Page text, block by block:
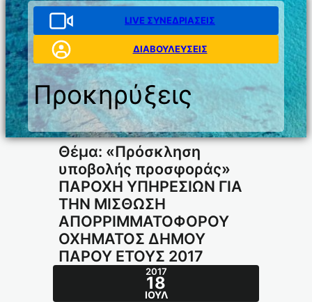
LIVE ΣΥΝΕΔΡΙΑΣΕΙΣ
ΔΙΑΒΟΥΛΕΥΣΕΙΣ
Προκηρύξεις
Θέμα: «Πρόσκληση
υποβολής προσφοράς»
ΠΑΡΟΧΗ ΥΠΗΡΕΣΙΩΝ ΓΙΑ
ΤΗΝ ΜΙΣΘΩΣΗ
ΑΠΟΡΡΙΜΜΑΤΟΦΟΡΟΥ
ΟΧΗΜΑΤΟΣ ΔΗΜΟΥ
ΠΑΡΟΥ ΕΤΟΥΣ 2017
2017
18
ΙΟΎΛ